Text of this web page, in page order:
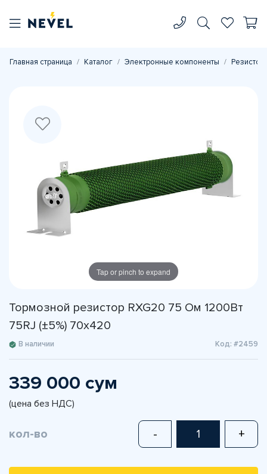
Главная страница Каталог Электронные компоненты
Tap or pinch to expand
Тормозной резистор RXG20 75 Ом 1200Вт
75RJ (±5%) 70x420
В наличии Код: #2459
339 000 сум
(цена без НДС)
кол-во - +